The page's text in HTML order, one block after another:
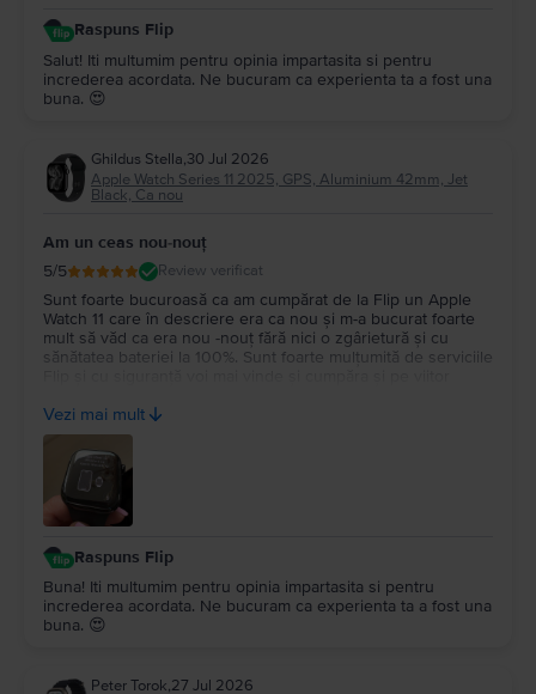
Raspuns Flip
Salut! Iti multumim pentru opinia impartasita si pentru
increderea acordata. Ne bucuram ca experienta ta a fost una
buna. 😍
Ghildus Stella,30 Jul 2026
Apple Watch Series 11 2025, GPS, Aluminium 42mm, Jet
Black, Ca nou
Am un ceas nou-nouț
5/5 Review verificat
Sunt foarte bucuroasă ca am cumpărat de la Flip un Apple
Watch 11 care în descriere era ca nou și m-a bucurat foarte
mult să văd ca era nou -nouț fără nici o zgârietură și cu
sănătatea bateriei la 100%. Sunt foarte mulțumită de serviciile
cu clienții.
Vezi mai mult
Raspuns Flip
Buna! Iti multumim pentru opinia impartasita si pentru
increderea acordata. Ne bucuram ca experienta ta a fost una
buna. 😍
Peter Torok,27 Jul 2026